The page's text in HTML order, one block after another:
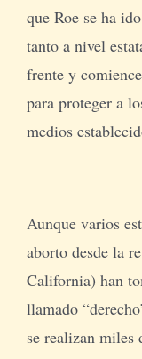
que Roe se ha
tanto a nivel
frente y
para proteger a
medios
Aunque varios
aborto desde la
California) han
llamado
se realizan miles